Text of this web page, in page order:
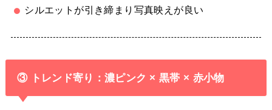
シルエットが引き締まり写真映えが良い
③ トレンド寄り：濃ピンク × 黒帯 × 赤小物